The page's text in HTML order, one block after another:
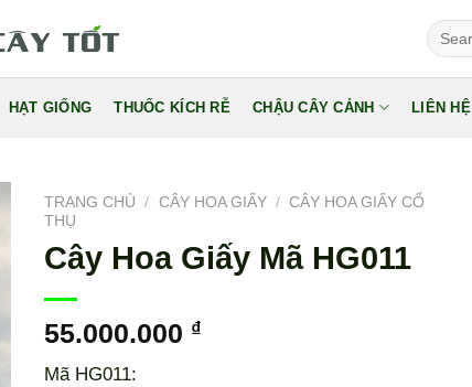
Tìm
kiếm:
HẠT GIỐNG THUỐC KÍCH RỄ CHẬU CÂY CẢNH LIÊN HỆ
TRANG CHỦ / CÂY HOA GIẤY / CÂY HOA GIẤY CỔ
THỤ
Cây Hoa Giấy Mã HG011
55.000.000 ₫
Mã HG011: